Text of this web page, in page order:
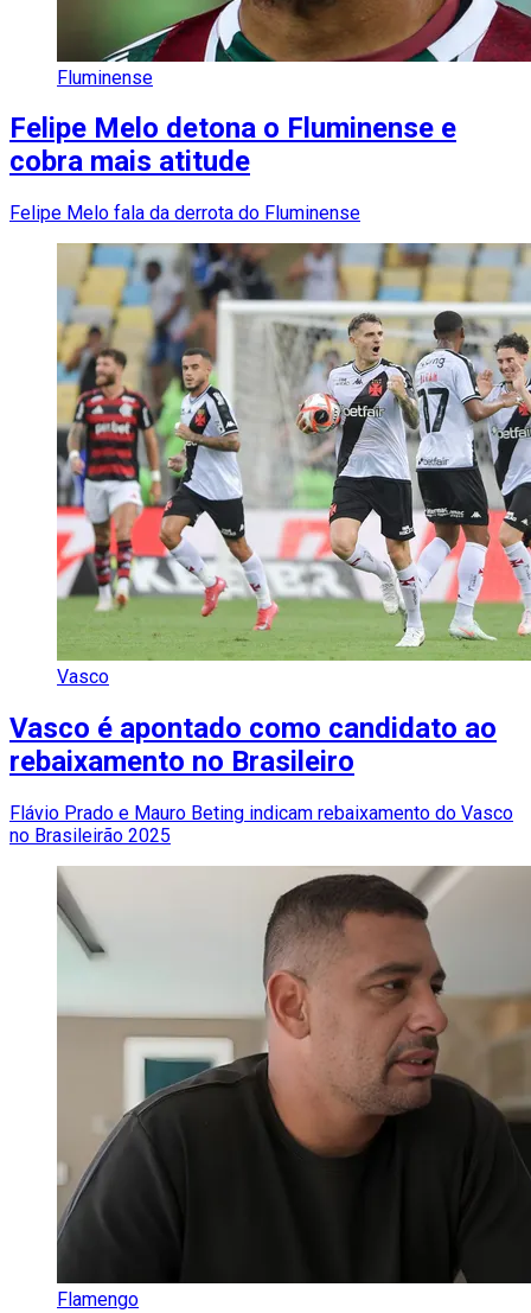
Fluminense
Felipe Melo detona o Fluminense e
cobra mais atitude
Felipe Melo fala da derrota do Fluminense
Vasco
Vasco é apontado como candidato ao
rebaixamento no Brasileiro
Flávio Prado e Mauro Beting indicam rebaixamento do Vasco
no Brasileirão 2025
Flamengo